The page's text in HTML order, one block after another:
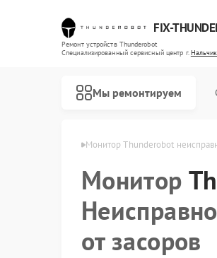
FIX-
Ремонт устройств Thunderobot
Специализированный cервисный центр г.Нальчик
Мы ремонтируем
Монитор Thunderobot
Монитор
от засоров